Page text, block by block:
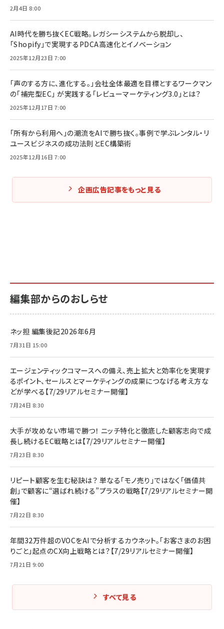
2月4日 8:00
AI時代を勝ち抜くEC戦略。レガシーシステムから脱却し、
「Shopify」で実現するPDCA高速化とイノベーション
2025年12月23日 7:00
「声のする方に、進化する。」会社全体最適を目標とするワークマン
の「補完型EC」 が実践する「レビューマーケティング3.0」とは？
2025年12月17日 7:00
「所有から利用へ」の潮流をAIで勝ち抜く。事例で学ぶレンタル・リ
ユースビジネスの成功法則とEC構築術
2025年12月16日 7:00
企画広告記事をもっと見る
編集部からのおしらせ
ネッ担 編集後記2026年6月
7月31日 15:00
エージェンティックコマースへの備え、売上拡大と効率化を実現す
るポイント、セールスとマーケティングの成果につなげる考え方な
どが学べる【7/29リアルセミナー開催】
7月24日 8:30
大手が攻めない市場で勝つ！ ニッチ特化と徹底した顧客志向で成
長し続けるEC戦略とは【7/29リアルセミナー開催】
7月23日 8:30
リピート顧客を生む秘訣は？ 単なる「モノ売り」ではなく「価値共
創」で顧客に“選ばれ続ける”プラスの戦略【7/29リアルセミナー開
催】
7月22日 8:30
年間32万件超のVOCをAIで分析するカウネット。「お客さまのお困
りごと」起点のCX向上戦略とは？【7/29リアルセミナー開催】
7月21日 9:00
すべて見る